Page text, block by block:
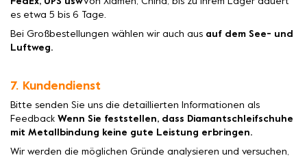
FedEx, UPS uswVon Xiamen, China, bis zu Ihrem Lager dauert
es etwa 5 bis 6 Tage.
Bei Großbestellungen wählen wir auch aus auf dem See- und
Luftweg.
7. Kundendienst
Bitte senden Sie uns die detaillierten Informationen als
Feedback Wenn Sie feststellen, dass Diamantschleifschuhe
mit Metallbindung keine gute Leistung erbringen.
Wir werden die möglichen Gründe analysieren und versuchen,